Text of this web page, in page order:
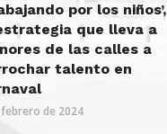
por los niños’,
que lleva a
de las calles a
talento en
febrero de 2024